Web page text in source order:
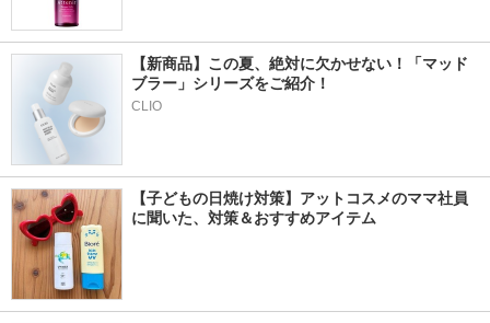
【新商品】この夏、絶対に欠かせない！「マッド
ブラー」シリーズをご紹介！
CLIO
【子どもの日焼け対策】アットコスメのママ社員
に聞いた、対策＆おすすめアイテム